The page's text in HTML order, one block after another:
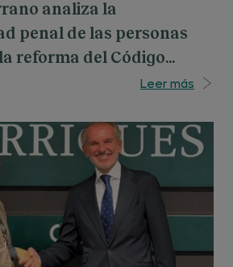
analiza la
penal de las personas
reforma del Código
Leer más